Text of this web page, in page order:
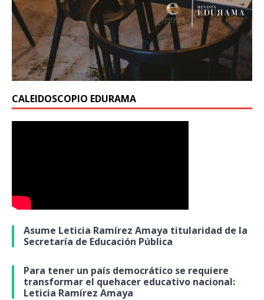
CALEIDOSCOPIO EDURAMA
Asume Leticia Ramírez Amaya titularidad de la
Secretaría de Educación Pública
Para tener un país democrático se requiere
transformar el quehacer educativo nacional:
Leticia Ramírez Amaya